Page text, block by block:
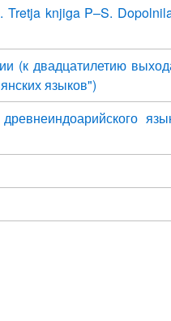
Tretja knjiga P–S.
(к двадцатилетию
языков")